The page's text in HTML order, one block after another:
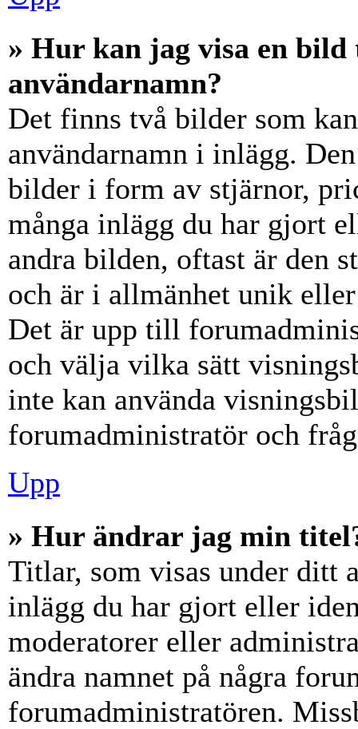
» Hur kan jag visa en
användarnamn?
Det finns två bilder som
användarnamn i inlägg.
bilder i form av stjärnor,
många inlägg du har gjort
andra bilden, oftast är den
och är i allmänhet unik
Det är upp till
och välja vilka sätt
inte kan använda
forumadministratör och
Upp
» Hur ändrar jag min
Titlar, som visas under ditt
inlägg du har gjort eller
moderatorer eller
ändra namnet på några
forumadministratören.